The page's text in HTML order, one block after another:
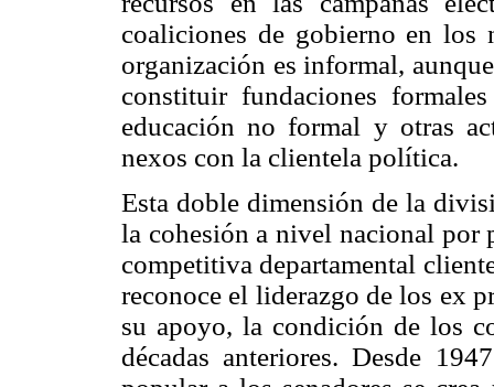
coaliciones de gobierno en los
organización es informal,
constituir fundaciones
educación no formal y otras
nexos con la clientela política.
Esta doble dimensión de la
la cohesión a nivel nacional por
competitiva departamental
reconoce el liderazgo de los ex
su apoyo, la condición de los
décadas anteriores. Desde